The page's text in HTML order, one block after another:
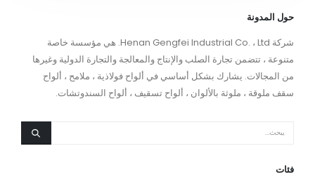
حول المدونة
شركة Henan Gengfei Industrial Co. ، Ltd. هي مؤسسة خاصة
متنوعة ، تتضمن تجارة الصلب والإنتاج والمعالجة والتجارة الدولية وغيرها
من المجالات. يشارك بشكل أساسي في ألواح فولاذية ، ملامح ، ألواح
سقف ملوقة ، ملوثة بالألوان ، ألواح تسقيف ، ألواح السندوتشات.
فئات